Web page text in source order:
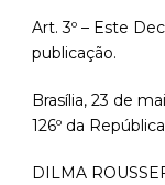
Art. 3º – Este
publicação.
Brasília, 23 de
126º da
DILMA